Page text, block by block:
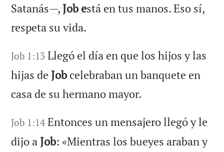
Satanás—,Job está en tus manos. Eso sí,
respeta su vida.
Job 1:13 Llegó el día en que los hijos y las
hijas deJob celebraban un banquete en
casa de su hermano mayor.
Job 1:14 Entonces un mensajero llegó y le
dijo aJob: «Mientras los bueyes araban y